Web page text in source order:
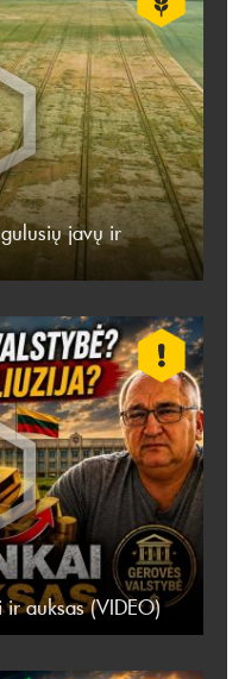
javų ir
auksas (VIDEO)